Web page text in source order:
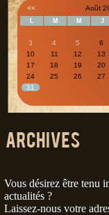
<< Août
L M M J
3
4 5 6
10
11 12 13
17
18 19 20
24
25 26 27
31
Vous désirez être tenu
actualités ?
Laissez-nous votre